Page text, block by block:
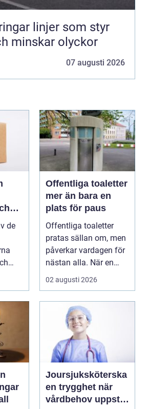
linjer som styr
minskar olyckor
07 augusti 2026
de
Offentliga toaletter
mer än bara en
plats för paus
Offentliga toaletter
pratas sällan om, men
påverkar vardagen för
nästan alla. När en
stad, park elle...
02 augusti 2026
Joursjuksköterska
en trygghet när
vårdbehov uppstår